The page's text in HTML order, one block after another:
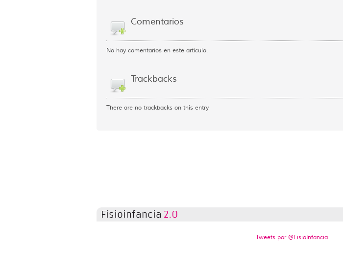
Comentarios
No hay comentarios en este artículo.
Trackbacks
There are no trackbacks on this entry
Fisioinfancia 2.0
Tweets por @FisioInfancia